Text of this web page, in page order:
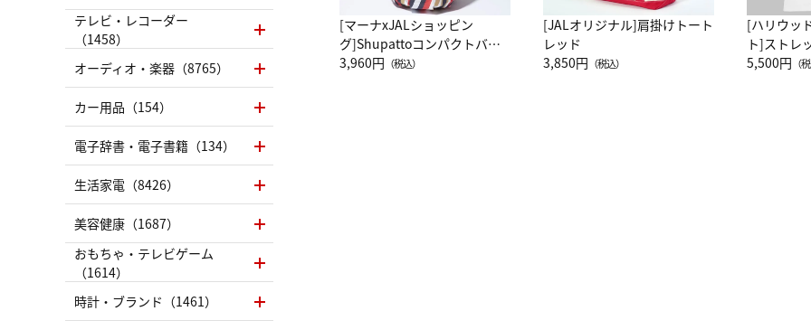
[マーナxJALショッピン
グ]Shupattoコンパクトバッ
グ Drop JAL客室乗務員
3,960円 （税込）
[JALオリジナル]肩掛けトート
レッド
3,850円 （税込）
[ハリウッ
ト]ストレ
ーネック別
5,500円 （
テレビ・レコーダー
（1458）
オーディオ・楽器（8765）
カー用品（154）
電子辞書・電子書籍（134）
生活家電（8426）
美容健康（1687）
おもちゃ・テレビゲーム
（1614）
時計・ブランド（1461）